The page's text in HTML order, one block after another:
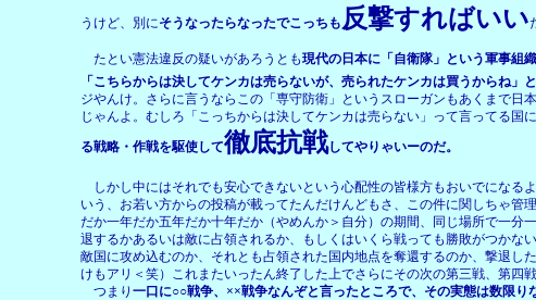
うけど、別にそうなったらなったでこっちも 反撃すればいい
たとい憲法違反の疑いがあろうとも現代の日本に「自衛隊」という軍事組
「こちらからは決してケンカは売らないが、売られたケンカは買うからね
ジやんけ。さらに言うならこの「専守防衛」というスローガンもあくまで
じゃんよ。むしろ「こっちからは決してケンカは売らない」って言ってる国
る戦略・作戦を駆使して徹底抗戦してやりゃいーのだ。
しかし中にはそれでも安心できないという心配性の皆様方もおいでになる
いう、お若い方からの投稿が載ってたんだけんどもさ、この件に関しちゃ
だか一年だか五年だか十年だか（やめんか＞自分）の期間、同じ場所で一
退するかあるいは敵に占領されるか、もしくはいくら戦っても勝敗がつか
敵国に攻め込むのか、それとも占領された国内地点を奪還するのか、撃退
けもアリ＜笑）これまたいったん終了した上でさらにその次の第三戦、第四
つまり一口に○○戦争、××戦争なんぞと言ったところで、その実態は数限